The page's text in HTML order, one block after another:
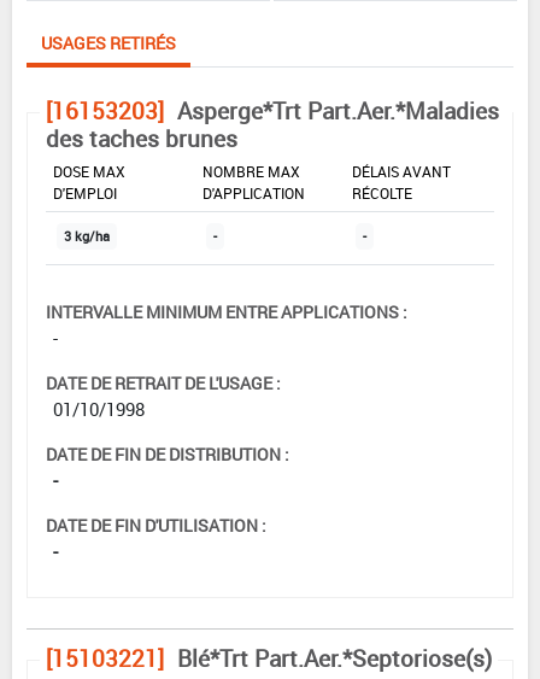
USAGES RETIRÉS
[16153203] Asperge*Trt Part.Aer.*Maladies
des taches brunes
DOSE MAX
D'EMPLOI
NOMBRE MAX
D'APPLICATION
DÉLAIS AVANT
RÉCOLTE
3 kg/ha - -
INTERVALLE MINIMUM ENTRE APPLICATIONS :
-
DATE DE RETRAIT DE L'USAGE :
01/10/1998
DATE DE FIN DE DISTRIBUTION :
-
DATE DE FIN D'UTILISATION :
-
[15103221] Blé*Trt Part.Aer.*Septoriose(s)